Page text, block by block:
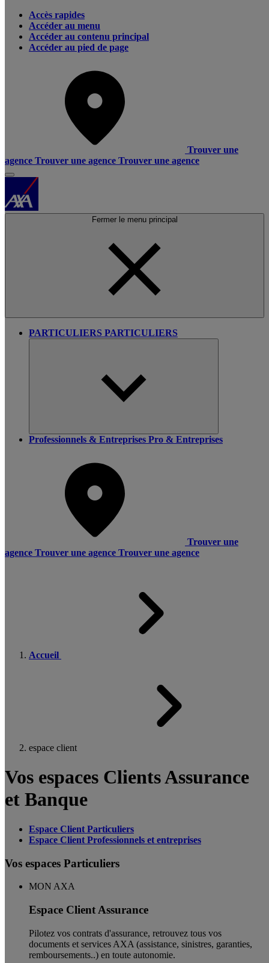
Accès rapides
Accéder au menu
Accéder au contenu principal
Accéder au pied de page
Trouver une
agence Trouver une agence Trouver une agence
Fermer le menu principal
PARTICULIERS PARTICULIERS
Professionnels & Entreprises Pro & Entreprises
Trouver une
agence Trouver une agence Trouver une agence
Accueil
espace client
Vos espaces Clients Assurance
et Banque
Espace Client Particuliers
Espace Client Professionnels et entreprises
Vos espaces Particuliers
MON AXA
Espace Client Assurance
Pilotez vos contrats d'assurance, retrouvez tous vos
documents et services AXA (assistance, sinistres, garanties,
remboursements..) en toute autonomie. ​